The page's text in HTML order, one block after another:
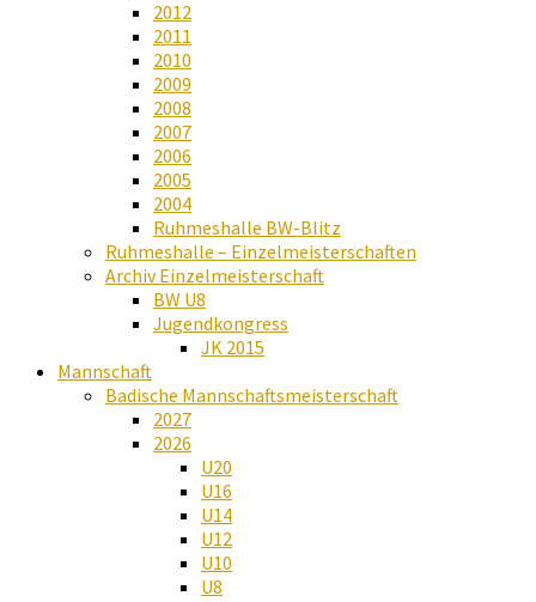
2012
2011
2010
2009
2008
2007
2006
2005
2004
Ruhmeshalle BW-Blitz
Ruhmeshalle – Einzelmeisterschaften
Archiv Einzelmeisterschaft
BW U8
Jugendkongress
JK 2015
Mannschaft
Badische Mannschaftsmeisterschaft
2027
2026
U20
U16
U14
U12
U10
U8